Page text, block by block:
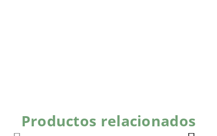
Productos relacionados